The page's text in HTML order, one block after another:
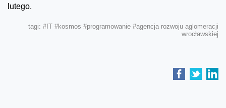
lutego.
tagi: #IT #kosmos #programowanie #agencja rozwoju aglomeracji
wrocławskiej